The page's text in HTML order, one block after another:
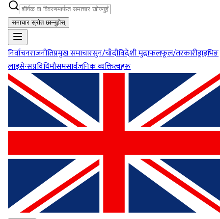
समाचार स्रोत छान्नुहोस्
निर्वाचनराजनीतिप्रमुख समाचारसुन/चाँदीविदेशी मुद्राफलफूल/तरकारीड्राइभिङ
लाइसेन्सप्रविधिमौसमसार्वजनिक व्यक्तित्वहरू